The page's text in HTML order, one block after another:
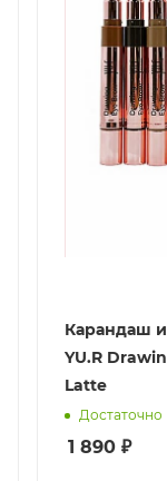
Карандаш
YU.R
Latte
Достаточно
1 890 ₽